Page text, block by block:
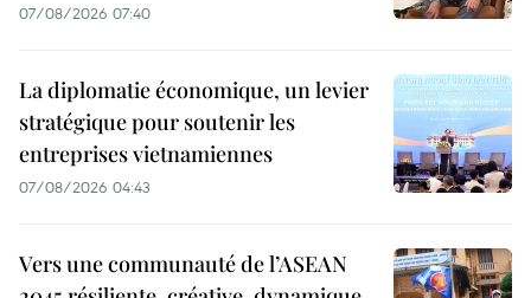
07/08/2026 07:40
La diplomatie économique, un levier
stratégique pour soutenir les
entreprises vietnamiennes
07/08/2026 04:43
Vers une communauté de l’ASEAN